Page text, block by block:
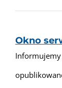
Okno
Informujemy